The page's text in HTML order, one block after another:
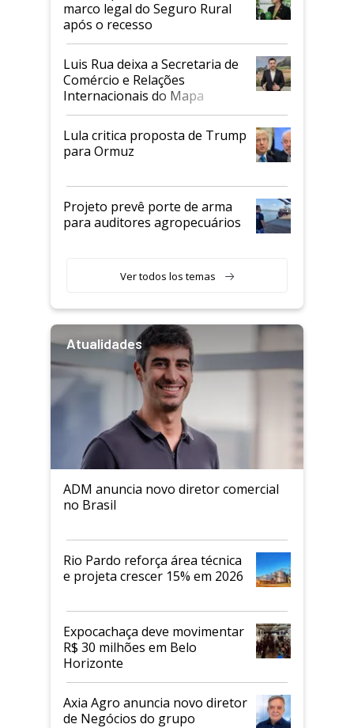
marco legal do Seguro Rural
após o recesso
Luis Rua deixa a Secretaria de
Comércio e Relações
Internacionais do Mapa
Lula critica proposta de Trump
para Ormuz
Projeto prevê porte de arma
para auditores agropecuários
Ver todos los temas
Atualidades
ADM anuncia novo diretor comercial
no Brasil
Rio Pardo reforça área técnica
e projeta crescer 15% em 2026
Expocachaça deve movimentar
R$ 30 milhões em Belo
Horizonte
Axia Agro anuncia novo diretor
de Negócios do grupo